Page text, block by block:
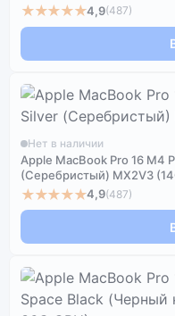
★★★★★4,9(487)
Нет в наличии
Apple MacBook Pro 16 M4
(Серебристый) MX2V3
★★★★★4,9(487)